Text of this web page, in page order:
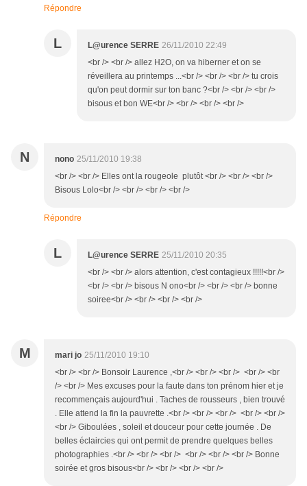
Répondre
L L@urence SERRE 26/11/2010 22:49
<br /> <br /> allez H2O, on va hiberner et on se
réveillera au printemps ...<br /> <br /> <br /> tu crois
qu'on peut dormir sur ton banc ?<br /> <br /> <br />
bisous et bon WE<br /> <br /> <br /> <br />
N nono 25/11/2010 19:38
<br /> <br /> Elles ont la rougeole plutôt <br /> <br /> <br />
Bisous Lolo<br /> <br /> <br /> <br />
Répondre
L L@urence SERRE 25/11/2010 20:35
<br /> <br /> alors attention, c'est contagieux !!!!!<br />
<br /> <br /> bisous N ono<br /> <br /> <br /> bonne
soiree<br /> <br /> <br /> <br />
M mari jo 25/11/2010 19:10
<br /> <br /> Bonsoir Laurence ,<br /> <br /> <br /> <br /> <br
/> <br /> Mes excuses pour la faute dans ton prénom hier et je
recommençais aujourd'hui . Taches de rousseurs , bien trouvé
. Elle attend la fin la pauvrette .<br /> <br /> <br /> <br /> <br />
<br /> Giboulées , soleil et douceur pour cette journée . De
belles éclaircies qui ont permit de prendre quelques belles
photographies .<br /> <br /> <br /> <br /> <br /> <br /> Bonne
soirée et gros bisous<br /> <br /> <br /> <br />